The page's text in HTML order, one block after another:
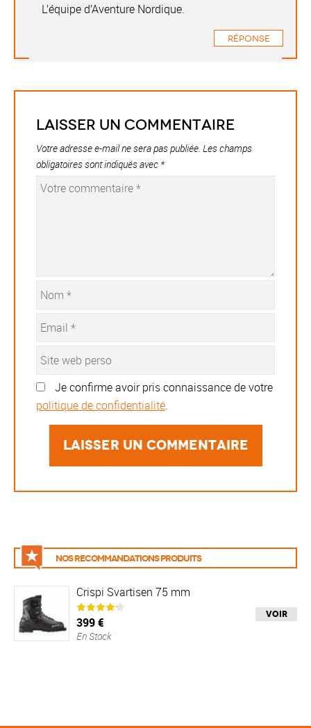
L’équipe d’Aventure Nordique.
Réponse
Laisser un commentaire
Votre adresse e-mail ne sera pas publiée. Les champs
obligatoires sont indiqués avec *
Je confirme avoir pris connaissance de votre
politique de confidentialité.
Nos recommandations produits
Crispi Svartisen 75 mm
399 €
En Stock
Voir